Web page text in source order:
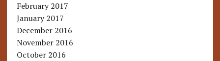
February 2017
January 2017
December 2016
November 2016
October 2016